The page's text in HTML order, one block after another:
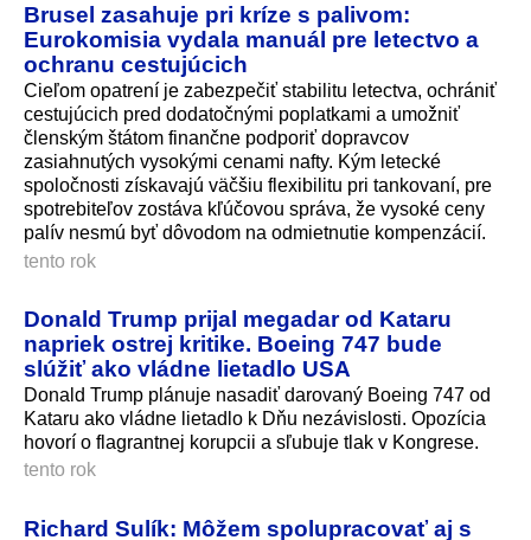
Brusel zasahuje pri kríze s palivom:
Eurokomisia vydala manuál pre letectvo a
ochranu cestujúcich
Cieľom opatrení je zabezpečiť stabilitu letectva, ochrániť
cestujúcich pred dodatočnými poplatkami a umožniť
členským štátom finančne podporiť dopravcov
zasiahnutých vysokými cenami nafty. Kým letecké
spoločnosti získavajú väčšiu flexibilitu pri tankovaní, pre
spotrebiteľov zostáva kľúčovou správa, že vysoké ceny
palív nesmú byť dôvodom na odmietnutie kompenzácií.
tento rok
Donald Trump prijal megadar od Kataru
napriek ostrej kritike. Boeing 747 bude
slúžiť ako vládne lietadlo USA
Donald Trump plánuje nasadiť darovaný Boeing 747 od
Kataru ako vládne lietadlo k Dňu nezávislosti. Opozícia
hovorí o flagrantnej korupcii a sľubuje tlak v Kongrese.
tento rok
Richard Sulík: Môžem spolupracovať aj s